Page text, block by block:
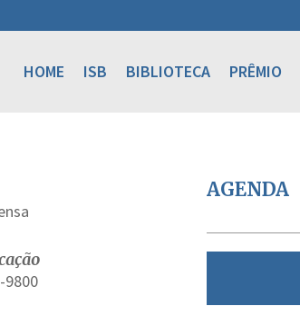
HOME ISB BIBLIOTECA PRÊMIO
9800
AGENDA